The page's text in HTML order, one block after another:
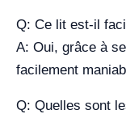
Q: Ce lit est-il
A: Oui, grâce à
facilement
Q: Quelles sont